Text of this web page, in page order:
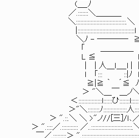
(＿_ﾉ
／.:::::::＼＿＿＿_
＼::::::::::::::::::::::::::::::::::.＼
|:::::::::::::::::::::::::::::::::::::::l
＼ﾉ - ――――
「 ＿＿＿＿_ 」
L ≦ l
| | 人＿ｌ＿_l | |
l 「::: ::|ﾉ l
≧|≧ ｀ ´≦ ﾉ
＞ "＼＿￣＿ノ＼
＜::::::::::::::::l::::::ひ
＞"＼::::::::ﾉ::::::::::::::::人
＞ ".::.＼ ＼ >"ノ//[三]/ｌ､／
＞ ".::::／.::::::::::: ／..::::::::::::::::::::::::::::.＼
￣／.:::::::::＞